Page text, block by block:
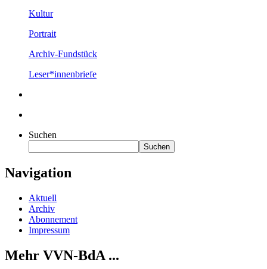
Kultur
Portrait
Archiv-Fundstück
Leser*innenbriefe
Suchen
Suchen
Navigation
Aktuell
Archiv
Abonnement
Impressum
Mehr VVN-BdA ...